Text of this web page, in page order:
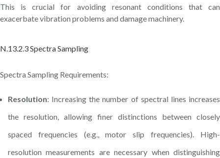
This is crucial for avoiding resonant conditions that can
exacerbate vibration problems and damage machinery.
N.13.2.3 Spectra Sampling
Spectra Sampling Requirements:
Resolution: Increasing the number of spectral lines increases
the resolution, allowing finer distinctions between closely
spaced frequencies (e.g., motor slip frequencies). High-
resolution measurements are necessary when distinguishing